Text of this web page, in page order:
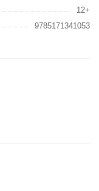
12+
9785171341053